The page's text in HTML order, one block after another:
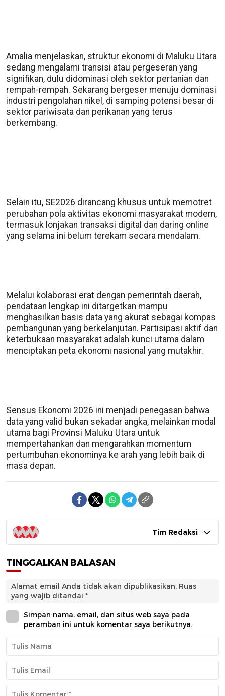
Amalia menjelaskan, struktur ekonomi di Maluku Utara
sedang mengalami transisi atau pergeseran yang
signifikan, dulu didominasi oleh sektor pertanian dan
rempah-rempah. Sekarang bergeser menuju dominasi
industri pengolahan nikel, di samping potensi besar di
sektor pariwisata dan perikanan yang terus
berkembang.
Selain itu, SE2026 dirancang khusus untuk memotret
perubahan pola aktivitas ekonomi masyarakat modern,
termasuk lonjakan transaksi digital dan daring online
yang selama ini belum terekam secara mendalam.
Melalui kolaborasi erat dengan pemerintah daerah,
pendataan lengkap ini ditargetkan mampu
menghasilkan basis data yang akurat sebagai kompas
pembangunan yang berkelanjutan. Partisipasi aktif dan
keterbukaan masyarakat adalah kunci utama dalam
menciptakan peta ekonomi nasional yang mutakhir.
Sensus Ekonomi 2026 ini menjadi penegasan bahwa
data yang valid bukan sekadar angka, melainkan modal
utama bagi Provinsi Maluku Utara untuk
mempertahankan dan mengarahkan momentum
pertumbuhan ekonominya ke arah yang lebih baik di
masa depan.
Tim Redaksi
TINGGALKAN BALASAN
Alamat email Anda tidak akan dipublikasikan. Ruas
yang wajib ditandai *
Simpan nama, email, dan situs web saya pada
peramban ini untuk komentar saya berikutnya.